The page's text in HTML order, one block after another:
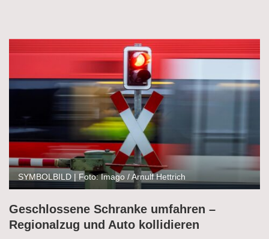
SYMBOLBILD | Foto: Imago / Arnulf Hettrich
Geschlossene Schranke umfahren –
Regionalzug und Auto kollidieren